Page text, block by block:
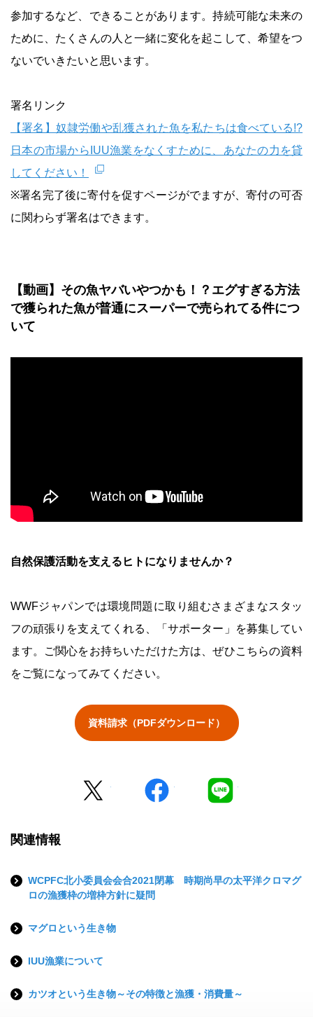
参加するなど、できることがあります。持続可能な未来の
ために、たくさんの人と一緒に変化を起こして、希望をつ
ないでいきたいと思います。
署名リンク
【署名】奴隷労働や乱獲された魚を私たちは食べている!?
日本の市場からIUU漁業をなくすために、あなたの力を貸
してください！
※署名完了後に寄付を促すページがでますが、寄付の可否
に関わらず署名はできます。
【動画】その魚ヤバいやつかも！？エグすぎる方法
で獲られた魚が普通にスーパーで売られてる件につ
いて
自然保護活動を支えるヒトになりませんか？
WWFジャパンでは環境問題に取り組むさまざまなスタッ
フの頑張りを支えてくれる、「サポーター」を募集してい
ます。ご関心をお持ちいただけた方は、ぜひこちらの資料
をご覧になってみてください。
資料請求（PDFダウンロード）
facebook
関連情報
WCPFC北小委員会会合2021閉幕 時期尚早の太平洋クロマグ
ロの漁獲枠の増枠方針に疑問
マグロという生き物
IUU漁業について
カツオという生き物～その特徴と漁獲・消費量～